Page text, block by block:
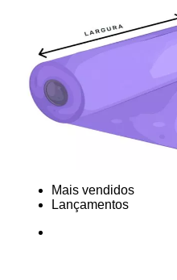
Mais vendidos
Lançamentos